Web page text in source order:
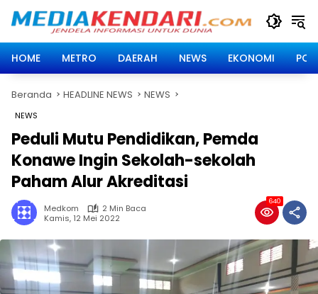
HOME
METRO DAERAH NEWS EKONOMI
Beranda HEADLINE NEWS NEWS
NEWS
Peduli Mutu Pendidikan, Pemda
Konawe Ingin Sekolah-sekolah
Paham Alur Akreditasi
Medkom
2 Min Baca
Kamis, 12 Mei 2022
640